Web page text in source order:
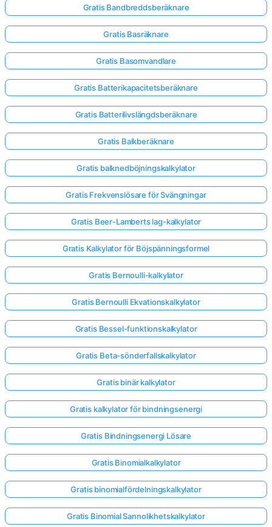
Gratis Bandbreddsberäknare
Gratis Basräknare
Gratis Basomvandlare
Gratis Batterikapacitetsberäknare
Gratis Batterilivslängdsberäknare
Gratis Balkberäknare
Gratis balknedböjningskalkylator
Gratis Frekvenslösare för Svängningar
Gratis Beer-Lamberts lag-kalkylator
Gratis Kalkylator för Böjspänningsformel
Gratis Bernoulli-kalkylator
Gratis Bernoulli Ekvationskalkylator
Gratis Bessel-funktionskalkylator
Gratis Beta-sönderfallskalkylator
Gratis binär kalkylator
Gratis kalkylator för bindningsenergi
Gratis Bindningsenergi Lösare
Gratis Binomialkalkylator
Gratis binomialfördelningskalkylator
Gratis Binomial Sannolikhetskalkylator